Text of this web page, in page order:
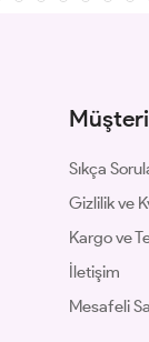
Sıkça
Gizlilik ve
Kargo ve
İletişim
Mesafeli